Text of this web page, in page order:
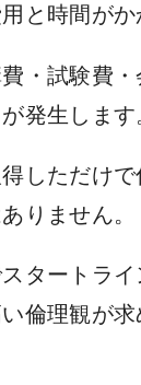
と時間がか
・試験費・
発生します
しただけ
りません。
タートラ
倫理観が求